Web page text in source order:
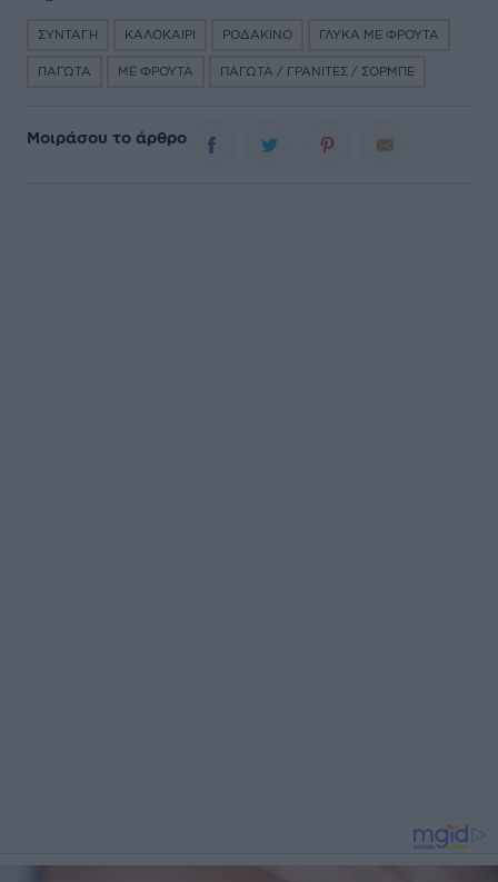
ΣΥΝΤΑΓΗ ΚΑΛΟΚΑΙΡΙ ΡΟΔΑΚΙΝΟ ΓΛΥΚΑ ΜΕ ΦΡΟΥΤΑ
ΠΑΓΩΤΑ ΜΕ ΦΡΟΥΤΑ ΠΑΓΩΤΑ / ΓΡΑΝΙΤΕΣ / ΣΟΡΜΠΕ
Μοιράσου το άρθρο